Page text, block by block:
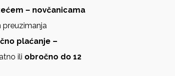
– novčanicama
preuzimanja
plaćanje –
ili obročno do 12